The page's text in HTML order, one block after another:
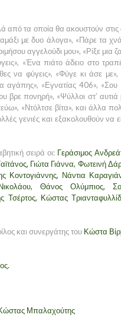
από τα οποία θα ακουστούν στις
με δυο άλογα», «Πάρε τα
αγγελούδι μου», «Ρίξε μια
«Ένα πιάτο άδειο στο
να φύγεις», «Φύγε κι άσε με»,
αγάπης», «Εγνατίας 406», «Σου
βρε πονηρή», «Ψύλλοι στ’ αυτιά
«Ντόλτσε βίτα», και άλλα
γενιές και εξακολουθούν να
σειρά οι: Γεράσιμος
Γιώτα Γιάννα, Φωτεινή
Κοντογιάννης, Νάντια
Θάνος Ολύμπιος,
Κώστας
και συνεργάτης τουΚώστα
Μπαλαχούτης